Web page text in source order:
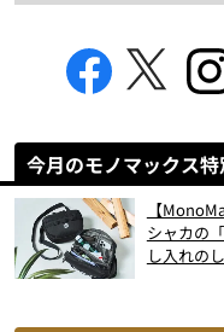
今月のモノマックス
【
シャカの
し入れの